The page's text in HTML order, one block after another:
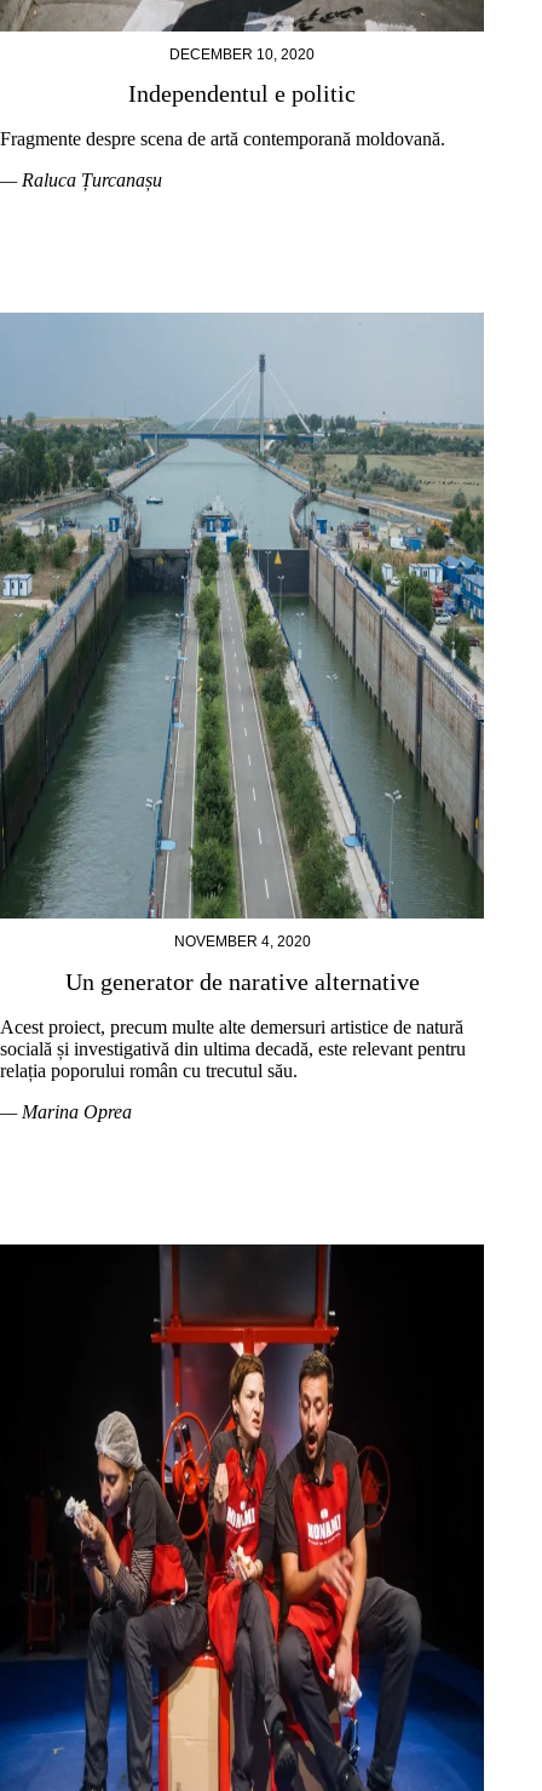
DECEMBER 10, 2020
Independentul e politic
Fragmente despre scena de artă contemporană moldovană.
— Raluca Țurcanașu
NOVEMBER 4, 2020
Un generator de narative alternative
Acest proiect, precum multe alte demersuri artistice de natură
socială și investigativă din ultima decadă, este relevant pentru
relația poporului român cu trecutul său.
— Marina Oprea